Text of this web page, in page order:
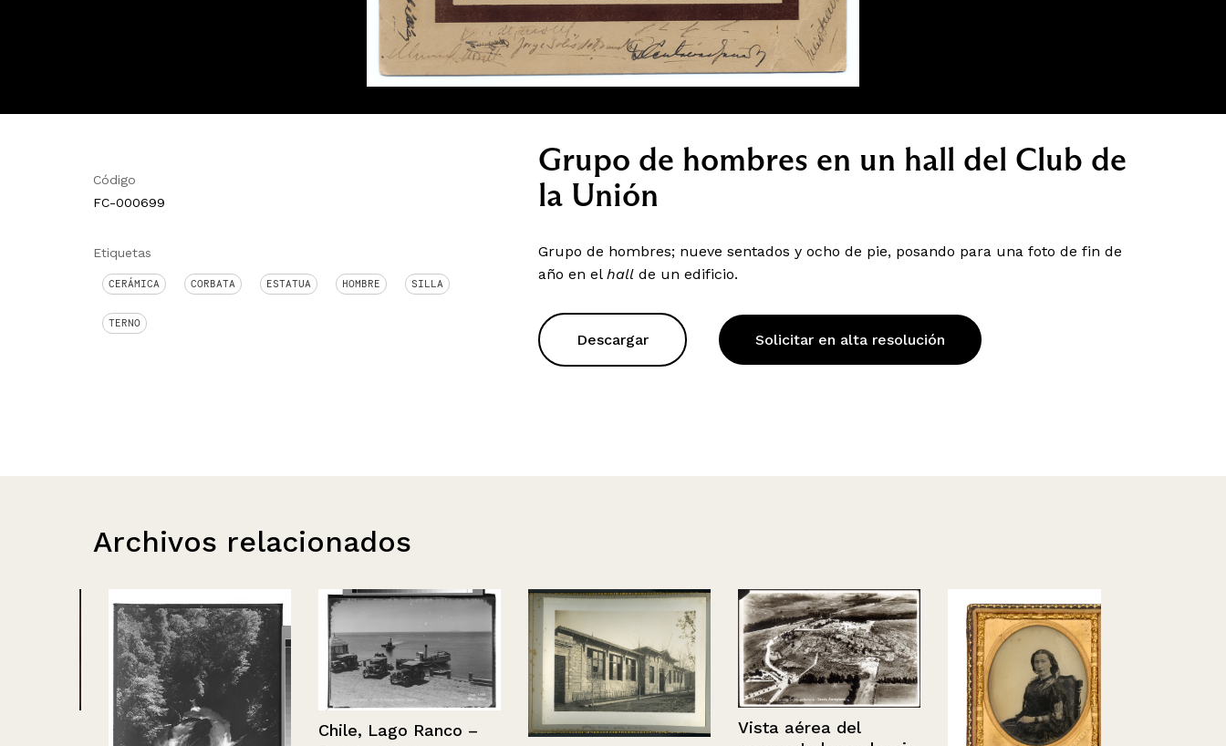
Código
FC-000699
Etiquetas
CERÁMICA CORBATA ESTATUA HOMBRE SILLA
TERNO
Grupo de hombres en un hall del Club de
la Unión
Grupo de hombres; nueve sentados y ocho de pie, posando para una foto de fin de
año en el hallde un edificio.
Descargar Solicitar en alta resolución
Archivos relacionados
Chile, Lago Ranco –
Vista aérea del